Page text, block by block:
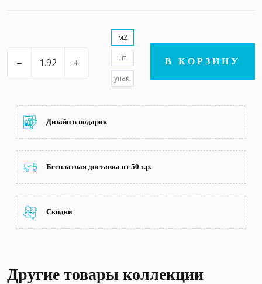
– +
м2
шт.
упак.
В КОРЗИНУ
Дизайн в подарок
Бесплатная доставка от 50 т.р.
Скидки
Другие товары коллекции